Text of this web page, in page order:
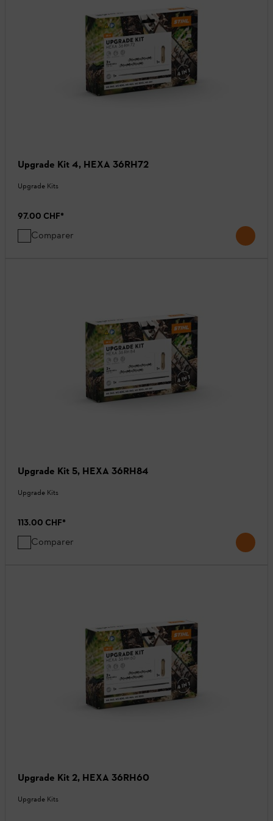
Upgrade Kit 4, HEXA 36RH72
Upgrade Kits
97.00 CHF*
Comparer
Upgrade Kit 5, HEXA 36RH84
Upgrade Kits
113.00 CHF*
Comparer
Upgrade Kit 2, HEXA 36RH60
Upgrade Kits